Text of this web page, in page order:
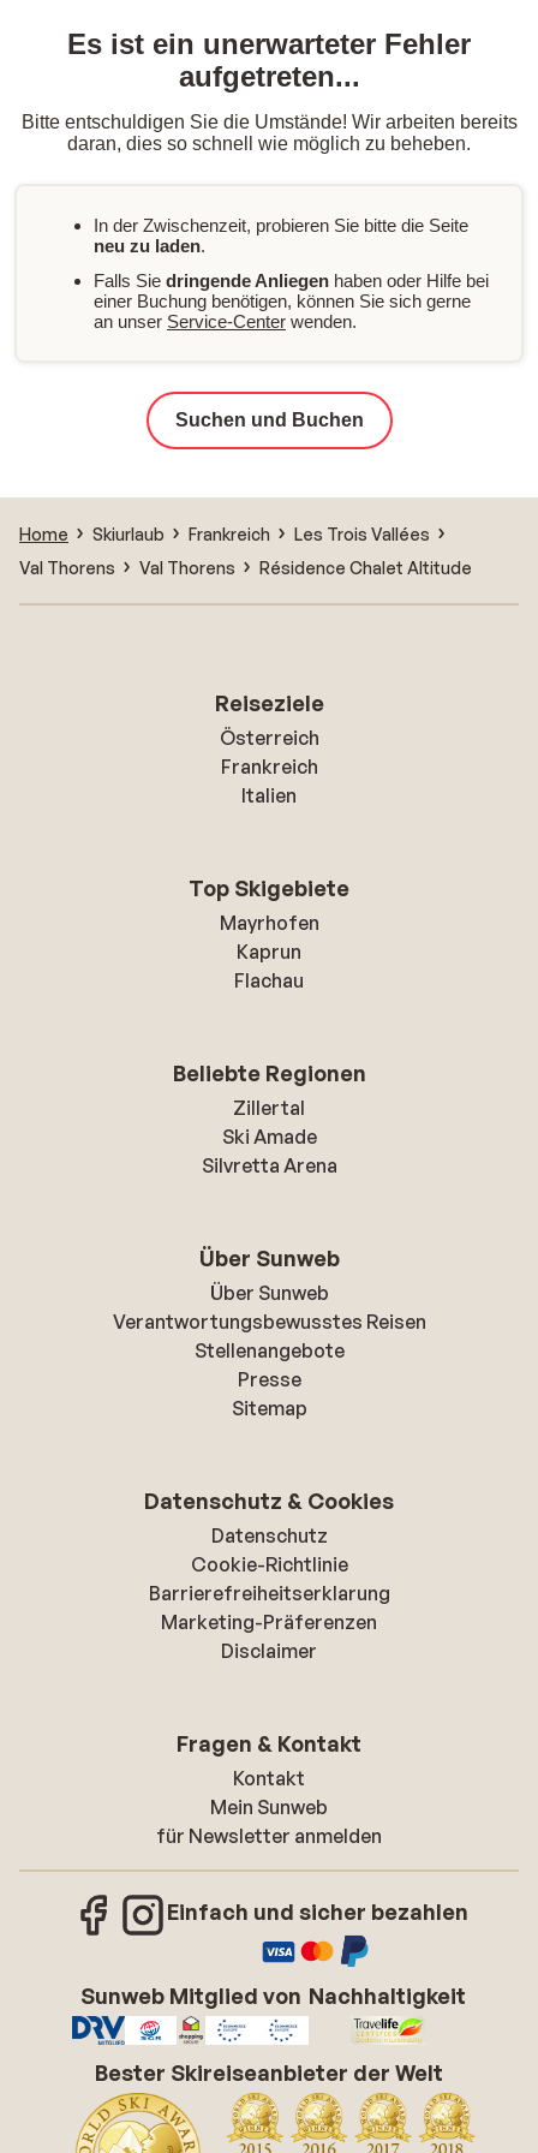
Es ist ein unerwarteter Fehler
aufgetreten...
Bitte entschuldigen Sie die Umstände! Wir arbeiten bereits
daran, dies so schnell wie möglich zu beheben.
In der Zwischenzeit, probieren Sie bitte die Seite
neu zu laden.
Falls Sie dringende Anliegen haben oder Hilfe bei
einer Buchung benötigen, können Sie sich gerne
an unser Service-Center wenden.
Suchen und Buchen
Home Skiurlaub Frankreich
Les Trois Vallées
Val Thorens
Val Thorens Résidence Chalet Altitude
Reiseziele
Österreich
Frankreich
Italien
Top Skigebiete
Mayrhofen
Kaprun
Flachau
Beliebte Regionen
Zillertal
Ski Amade
Silvretta Arena
Über Sunweb
Über Sunweb
Verantwortungsbewusstes Reisen
Stellenangebote
Presse
Sitemap
Datenschutz & Cookies
Datenschutz
Cookie-Richtlinie
Barrierefreiheitserklarung
Marketing-Präferenzen
Disclaimer
Fragen & Kontakt
Kontakt
Mein Sunweb
für Newsletter anmelden
Einfach und sicher bezahlen
Sunweb Mitglied von Nachhaltigkeit
Bester Skireiseanbieter der Welt